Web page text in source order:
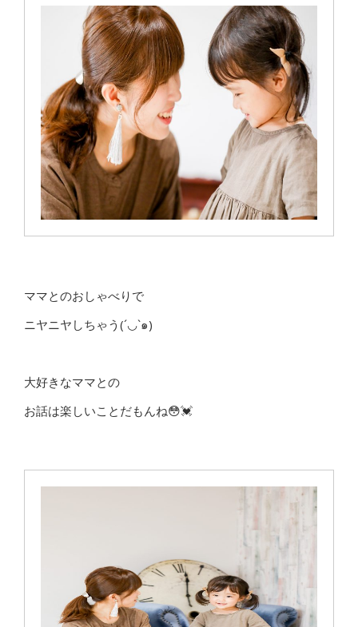
ママとのおしゃべりで
ニヤニヤしちゃう(´◡`๑)
大好きなママとの
お話は楽しいことだもんね😳💓